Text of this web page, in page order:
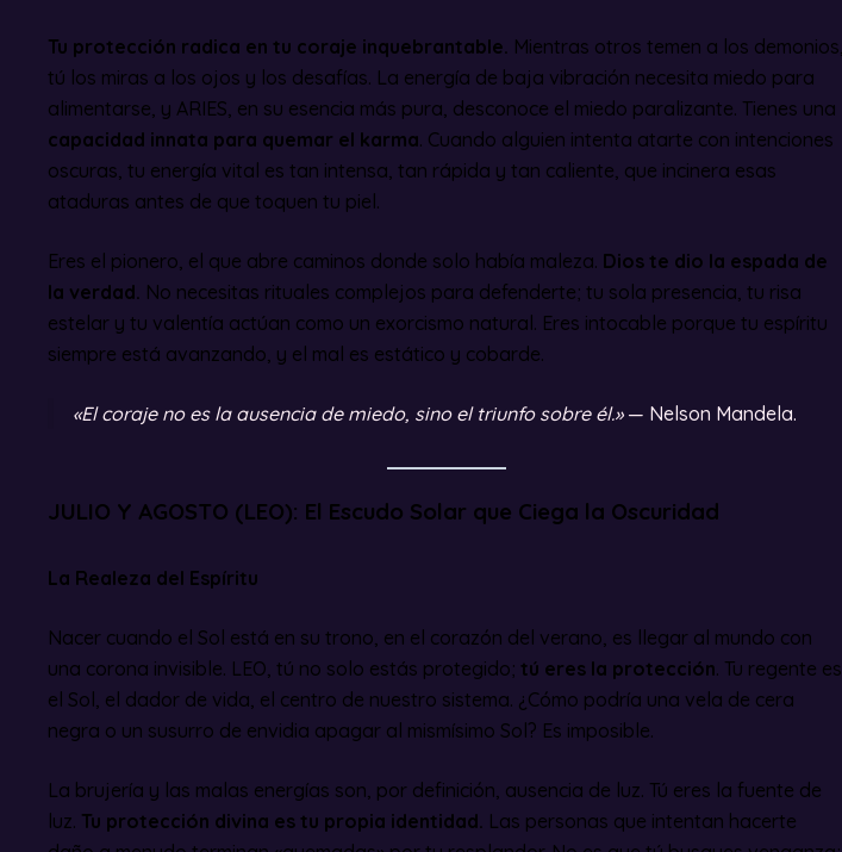
Tu protección radica en tu coraje inquebrantable. Mientras otros temen a los demonios,
tú los miras a los ojos y los desafías. La energía de baja vibración necesita miedo para
alimentarse, y ARIES, en su esencia más pura, desconoce el miedo paralizante. Tienes una
capacidad innata para quemar el karma. Cuando alguien intenta atarte con intenciones
oscuras, tu energía vital es tan intensa, tan rápida y tan caliente, que incinera esas
ataduras antes de que toquen tu piel.
Eres el pionero, el que abre caminos donde solo había maleza. Dios te dio la espada de
la verdad. No necesitas rituales complejos para defenderte; tu sola presencia, tu risa
estelar y tu valentía actúan como un exorcismo natural. Eres intocable porque tu espíritu
siempre está avanzando, y el mal es estático y cobarde.
«El coraje no es la ausencia de miedo, sino el triunfo sobre él.»— Nelson Mandela.
JULIO Y AGOSTO (LEO): El Escudo Solar que Ciega la Oscuridad
La Realeza del Espíritu
Nacer cuando el Sol está en su trono, en el corazón del verano, es llegar al mundo con
una corona invisible. LEO, tú no solo estás protegido; tú eres la protección. Tu regente es
el Sol, el dador de vida, el centro de nuestro sistema. ¿Cómo podría una vela de cera
negra o un susurro de envidia apagar al mismísimo Sol? Es imposible.
La brujería y las malas energías son, por definición, ausencia de luz. Tú eres la fuente de
luz. Tu protección divina es tu propia identidad. Las personas que intentan hacerte